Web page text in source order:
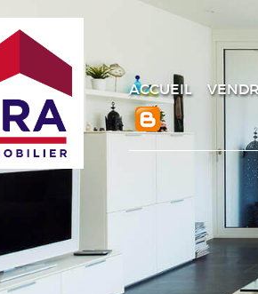
ACCUEIL